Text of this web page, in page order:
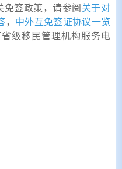
签政策，请参阅关于对
，
中外互免签证协议一览
级移民管理机构服务电